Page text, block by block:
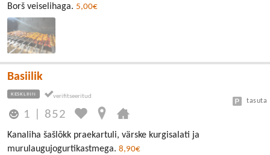
Borš veiselihaga. 5,00€
Basiilik
KESKLINN
1 852
tasuta
Kanaliha šašlõkk praekartuli, värske kurgisalati ja
murulaugujogurtikastmega. 8,90€